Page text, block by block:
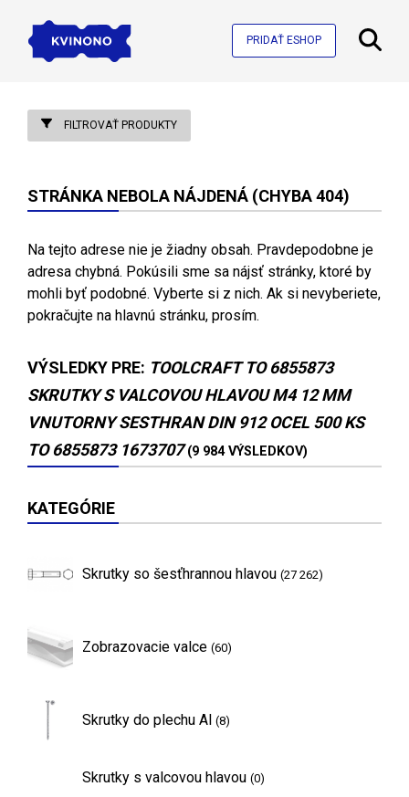
PRIDAŤ ESHOP
FILTROVAŤ PRODUKTY
STRÁNKA NEBOLA NÁJDENÁ (CHYBA 404)
Na tejto adrese nie je žiadny obsah. Pravdepodobne je
adresa chybná. Pokúsili sme sa nájsť stránky, ktoré by
mohli byť podobné. Vyberte si z nich. Ak si nevyberiete,
pokračujte na hlavnú stránku, prosím.
VÝSLEDKY PRE: TOOLCRAFT TO 6855873
SKRUTKY S VALCOVOU HLAVOU M4 12 MM
VNUTORNY SESTHRAN DIN 912 OCEL 500 KS
TO 6855873 1673707 (9 984 VÝSLEDKOV)
KATEGÓRIE
Skrutky so šesťhrannou hlavou (27 262)
Zobrazovacie valce (60)
Skrutky do plechu Al (8)
Skrutky s valcovou hlavou (0)